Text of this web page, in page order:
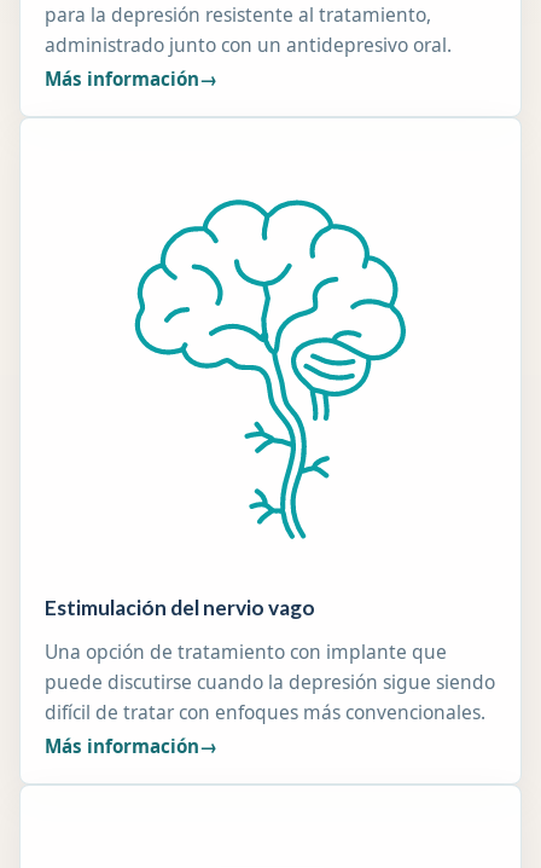
para la depresión resistente al tratamiento,
administrado junto con un antidepresivo oral.
Más información→
Estimulación del nervio vago
Una opción de tratamiento con implante que
puede discutirse cuando la depresión sigue siendo
difícil de tratar con enfoques más convencionales.
Más información→